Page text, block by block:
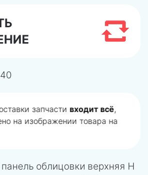
запчасти входит всё,
на изображении товара на
облицовки верхняя H